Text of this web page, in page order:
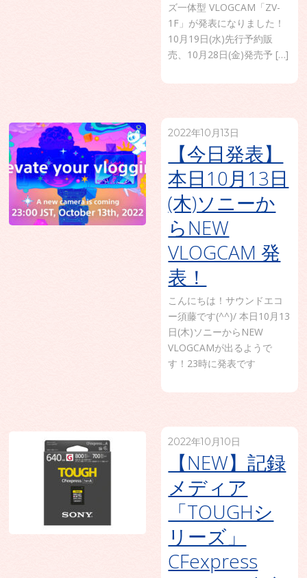
ズ一体型 VLOGCAM「ZV-
1F」が発表になりました！
10月19日(水)先行予約販
売、10月28日(金)発売予 […]
2022年10月13日
【今日発表】
本日10月13日
(木)ソニーか
らNEW
VLOGCAM 発
表！
こんにちは！サウンドエコ
ー須藤です(^^)/ 本日10月13
日(木)ソニーからNEW
VLOGCAMが出るようで
す！23時に発表です
2022年10月10日
【NEW】記録
メディア
「TOUGHシ
リーズ」
CFexpress